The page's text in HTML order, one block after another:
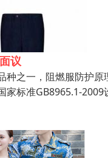
面议
种之一，阻燃服防护
标准GB8965.1-